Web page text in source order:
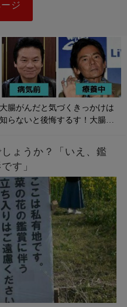
ジ
大腸がんだと気づくきっかけは
知らないと後悔するす！大腸が
ょうか？「いえ、鑑
す」